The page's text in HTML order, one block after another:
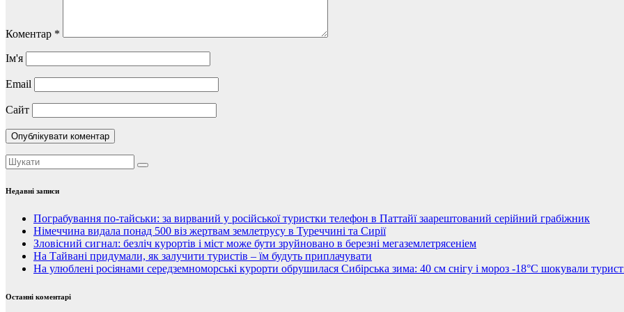
Коментар *
Ім'я
Email
Сайт
Недавні записи
Пограбування по-тайськи: за вирваний у російської туристки телефон в Паттайї заарештований серійний грабіжник
Німеччина видала понад 500 віз жертвам землетрусу в Туреччині та Сирії
Зловісний сигнал: безліч курортів і міст може бути зруйновано в березні мегаземлетрясеніем
На Тайвані придумали, як залучити туристів – їм будуть приплачувати
На улюблені росіянами середземноморські курорти обрушилася Сибірська зима: 40 см снігу і мороз -18°C шокували
Останні коментарі